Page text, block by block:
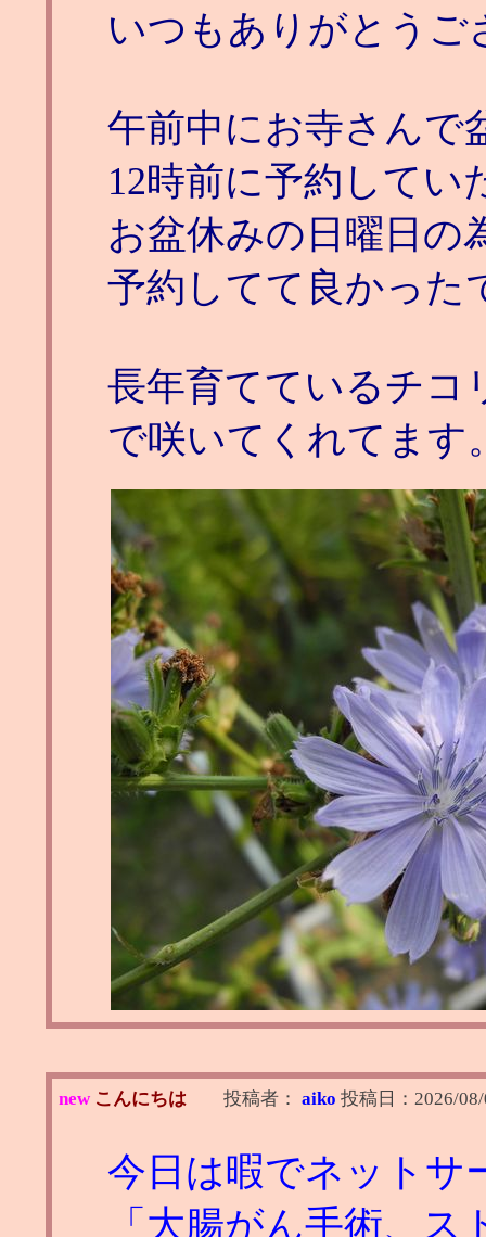
いつもありがとうご
午前中にお寺さんで
12時前に予約して
お盆休みの日曜日の
予約してて良かった
長年育てているチ
で咲いてくれてます
new こんにちは 投稿者： aiko 投稿日： 2026/
今日は暇でネットサ
「大腸がん手術、